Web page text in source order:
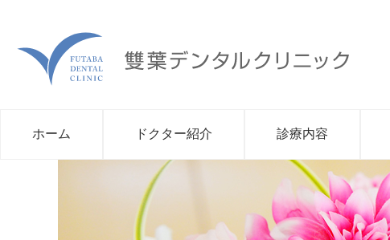
ホーム ドクター紹介 診療内容